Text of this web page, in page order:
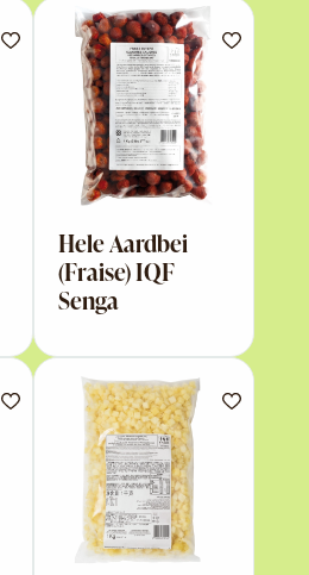
Hele Aardbei
(Fraise) IQF
Senga